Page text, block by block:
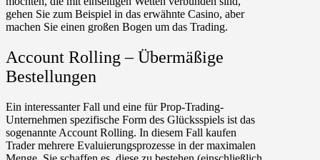
gehen Sie zum Beispiel in das erwähnte Casino, aber
machen Sie einen großen Bogen um das Trading.
Account Rolling – Übermäßige
Bestellungen
Ein interessanter Fall und eine für Prop-Trading-
Unternehmen spezifische Form des Glücksspiels ist das
sogenannte Account Rolling. In diesem Fall kaufen
Trader mehrere Evaluierungsprozesse in der maximalen